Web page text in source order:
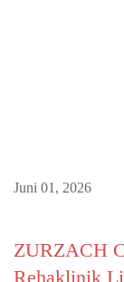
Juni 01, 2026
ZURZACH
Rehaklinik